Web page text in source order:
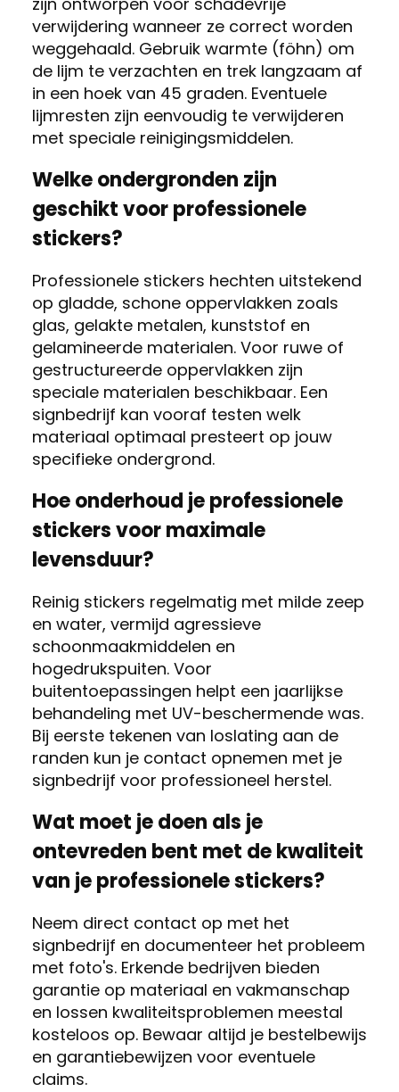
verwijdering wanneer ze correct worden
weggehaald. Gebruik warmte (föhn) om
de lijm te verzachten en trek langzaam af
in een hoek van 45 graden. Eventuele
lijmresten zijn eenvoudig te verwijderen
met speciale reinigingsmiddelen.
Welke ondergronden zijn
geschikt voor professionele
stickers?
Professionele stickers hechten uitstekend
op gladde, schone oppervlakken zoals
glas, gelakte metalen, kunststof en
gelamineerde materialen. Voor ruwe of
gestructureerde oppervlakken zijn
speciale materialen beschikbaar. Een
signbedrijf kan vooraf testen welk
materiaal optimaal presteert op jouw
specifieke ondergrond.
Hoe onderhoud je professionele
stickers voor maximale
levensduur?
Reinig stickers regelmatig met milde zeep
en water, vermijd agressieve
schoonmaakmiddelen en
hogedrukspuiten. Voor
buitentoepassingen helpt een jaarlijkse
behandeling met UV-beschermende was.
Bij eerste tekenen van loslating aan de
randen kun je contact opnemen met je
signbedrijf voor professioneel herstel.
Wat moet je doen als je
ontevreden bent met de kwaliteit
van je professionele stickers?
Neem direct contact op met het
signbedrijf en documenteer het probleem
met foto's. Erkende bedrijven bieden
garantie op materiaal en vakmanschap
en lossen kwaliteitsproblemen meestal
kosteloos op. Bewaar altijd je bestelbewijs
en garantiebewijzen voor eventuele
claims.